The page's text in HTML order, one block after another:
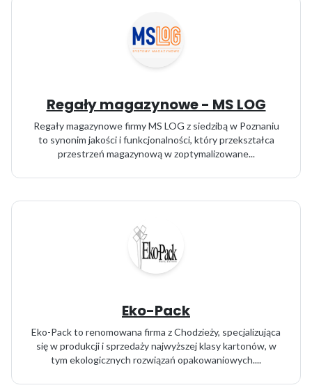
Regały magazynowe - MS LOG
Regały magazynowe firmy MS LOG z siedzibą w Poznaniu
to synonim jakości i funkcjonalności, który przekształca
przestrzeń magazynową w zoptymalizowane...
Eko-Pack
Eko-Pack to renomowana firma z Chodzieży, specjalizująca
się w produkcji i sprzedaży najwyższej klasy kartonów, w
tym ekologicznych rozwiązań opakowaniowych....